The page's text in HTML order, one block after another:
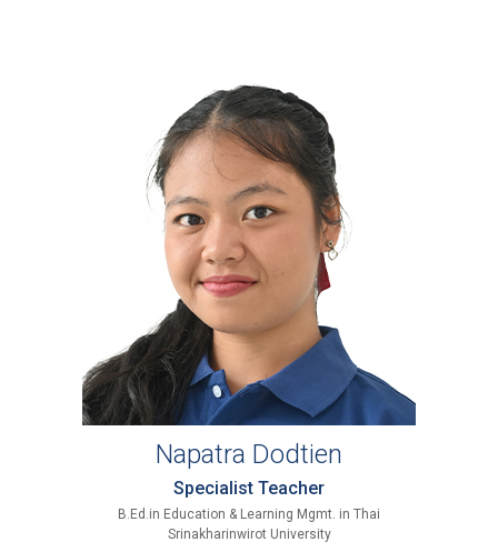
Napatra Dodtien
Specialist Teacher
B.Ed.in Education & Learning Mgmt. in Thai
Srinakharinwirot University